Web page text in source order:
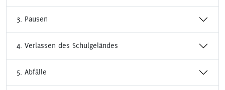
3. Pausen
4. Verlassen des Schulgeländes
5. Abfälle